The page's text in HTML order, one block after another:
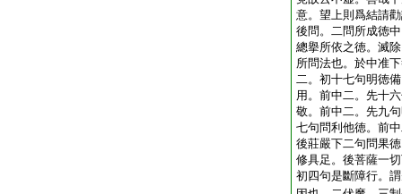
意。望上則爲結請
後問。二問所成徳
總擧所依之徳。滅
所問法也。於中准
二。初十七句明徳
用。前中二。先十
敬。前中二。先九
七句問利他徳。前
後莊嚴下二句問果
修具足。後菩薩一
初四句是斷障行。